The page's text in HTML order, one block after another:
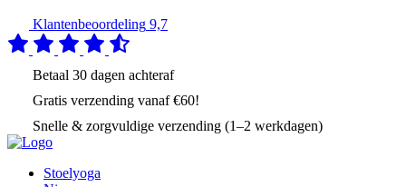
Klantenbeoordeling 9,7
Betaal 30 dagen achteraf
Gratis verzending vanaf €60!
Snelle & zorgvuldige verzending (1–2 werkdagen)
Stoelyoga